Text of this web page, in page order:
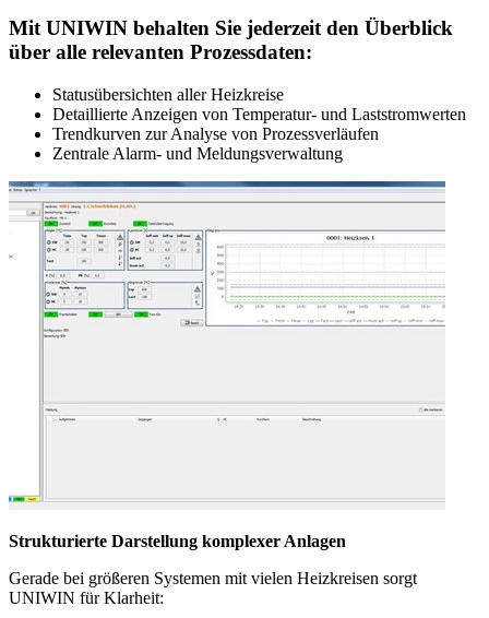
Mit UNIWIN behalten Sie jederzeit den Überblick
über alle relevanten Prozessdaten:
Statusübersichten aller Heizkreise
Detaillierte Anzeigen von Temperatur- und Laststromwerten
Trendkurven zur Analyse von Prozessverläufen
Zentrale Alarm- und Meldungsverwaltung
Strukturierte Darstellung komplexer Anlagen
Gerade bei größeren Systemen mit vielen Heizkreisen sorgt
UNIWIN für Klarheit: